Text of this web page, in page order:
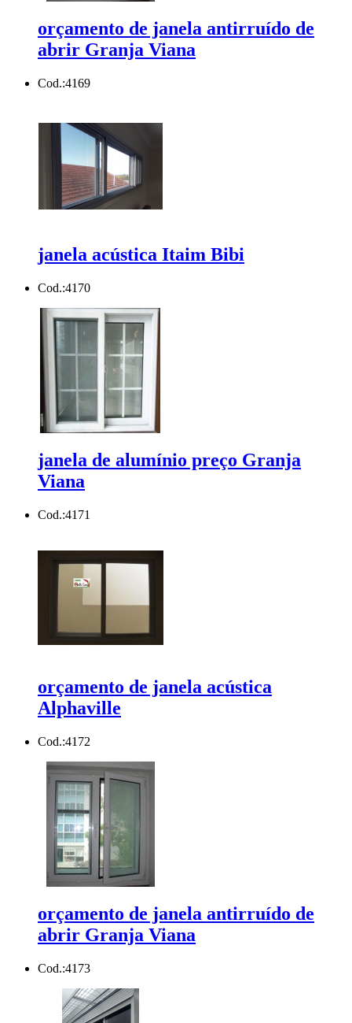
orçamento de janela antirruído de
abrir Granja Viana
Cod.:4169
janela acústica Itaim Bibi
Cod.:4170
janela de alumínio preço Granja
Viana
Cod.:4171
orçamento de janela acústica
Alphaville
Cod.:4172
orçamento de janela antirruído de
abrir Granja Viana
Cod.:4173